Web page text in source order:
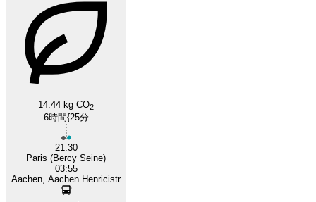
14.44 kg CO2
6時間{25分
21:30
Paris (Bercy Seine)
03:55
Aachen, Aachen Henricistr